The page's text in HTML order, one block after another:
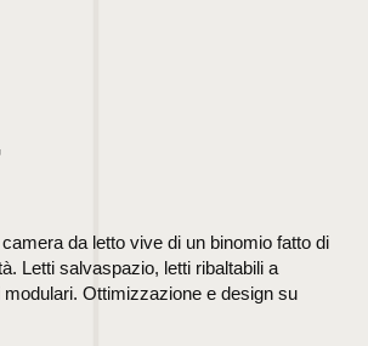
da letto vive di un binomio fatto di
Letti salvaspazio, letti ribaltabili a
Ottimizzazione e design su